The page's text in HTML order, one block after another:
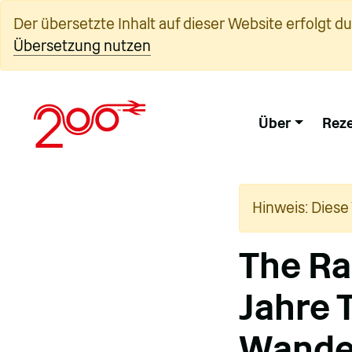
Inhalt
springen
Der übersetzte Inhalt auf dieser Website erfolgt
Übersetzung nutzen
Über
Hinweis:
The
Jahre